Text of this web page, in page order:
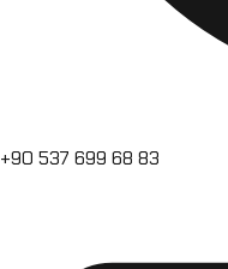
+90 537 699 68 83